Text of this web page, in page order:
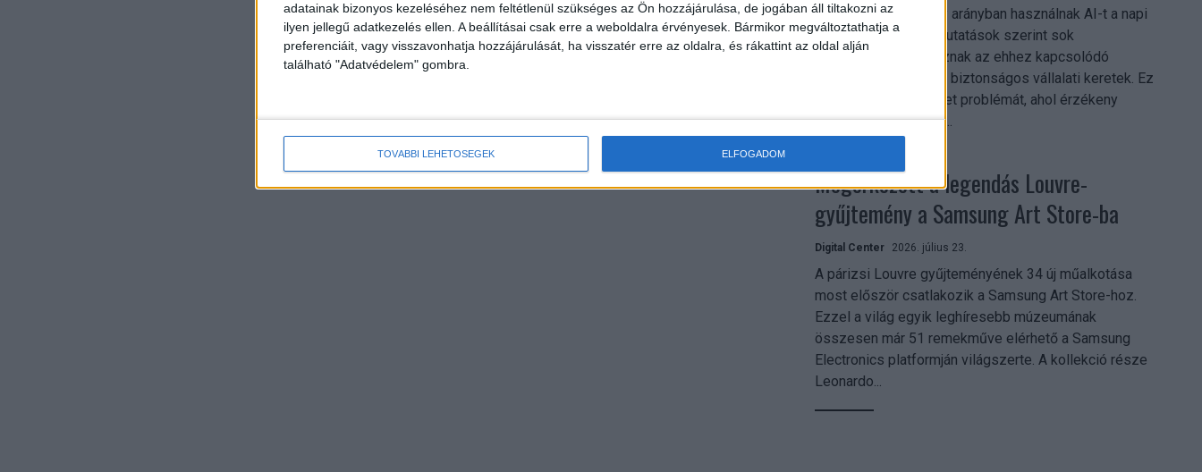
adatainak bizonyos kezeléséhez nem feltétlenül szükséges az Ön hozzájárulása, de jogában áll tiltakozni az
ilyen jellegű adatkezelés ellen. A beállításai csak erre a weboldalra érvényesek. Bármikor megváltoztathatja a
preferenciáit, vagy visszavonhatja hozzájárulását, ha visszatér erre az oldalra, és rákattint az oldal alján
található "Adatvédelem" gombra.
TOVÁBBI LEHETŐSÉGEK ELFOGADOM
A munkavállalók nagy arányban használnak AI-t a napi
munkában, ám friss kutatások szerint sok
szervezetnél hiányoznak az ehhez kapcsolódó
világos irányelvek és biztonságos vállalati keretek. Ez
különösen ott jelenthet problémát, ahol érzékeny
üzleti információkkal...
Megérkezett a legendás Louvre-
gyűjtemény a Samsung Art Store-ba
Digital Center 2026. július 23.
A párizsi Louvre gyűjteményének 34 új műalkotása
most először csatlakozik a Samsung Art Store-hoz.
Ezzel a világ egyik leghíresebb múzeumának
összesen már 51 remekműve elérhető a Samsung
Electronics platformján világszerte. A kollekció része
Leonardo...